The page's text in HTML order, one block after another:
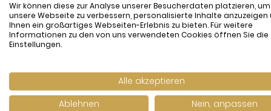
Unser beliebter Wishbone-Ring erstrahlt jetzt in königlicher
Oberfläche mit funkelnden Kristallen und lässt
Ringes sitzen. Der Ring ist ein schönes Einzelstück, lässt
kombinieren.
Wir können diese zur Analyse unserer Besucherdaten platzieren, um
unsere Webseite zu verbessern, personalisierte Inhalte anzuzeigen
Ihnen ein großartiges Webseiten-Erlebnis zu bieten. Für weitere
Informationen zu den von uns verwendeten Cookies öffnen Sie die
Einstellungen.
Alle akzeptieren
Ablehnen
Nein, anpassen